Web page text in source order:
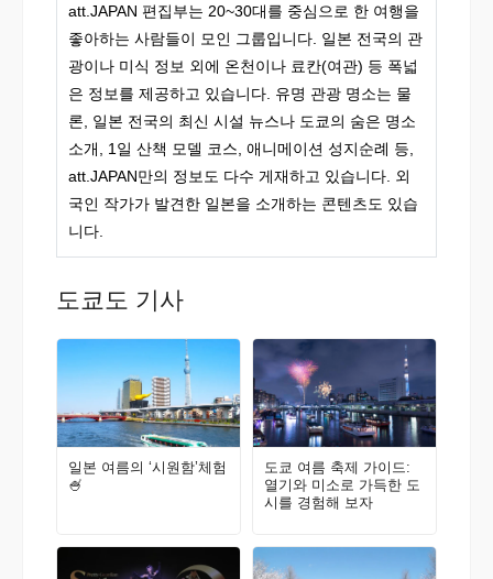
att.JAPAN 편집부는 20~30대를 중심으로 한 여행을
좋아하는 사람들이 모인 그룹입니다. 일본 전국의 관
광이나 미식 정보 외에 온천이나 료칸(여관) 등 폭넓
은 정보를 제공하고 있습니다. 유명 관광 명소는 물
론, 일본 전국의 최신 시설 뉴스나 도쿄의 숨은 명소
소개, 1일 산책 모델 코스, 애니메이션 성지순례 등,
att.JAPAN만의 정보도 다수 게재하고 있습니다. 외
국인 작가가 발견한 일본을 소개하는 콘텐츠도 있습
니다.
도쿄도 기사
일본 여름의 ‘시원함’체험
🍧
도쿄 여름 축제 가이드:
열기와 미소로 가득한 도
시를 경험해 보자